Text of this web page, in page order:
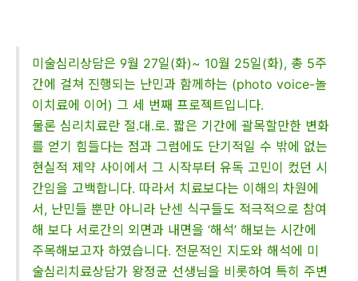
미술심리상담은 9월 27일(화)~ 10월 25일(화), 총 5주
간에 걸쳐 진행되는 난민과 함께하는 (photo voice-놀
이치료에 이어) 그 세 번째 프로젝트입니다.
물론 심리치료란 절.대.로. 짧은 기간에 괄목할만한 변화
를 얻기 힘들다는 점과 그럼에도 단기적일 수 밖에 없는
현실적 제약 사이에서 그 시작부터 유독 고민이 컸던 시
간임을 고백합니다. 따라서 치료보다는 이해의 차원에
서, 난민들 뿐만 아니라 난센 식구들도 적극적으로 참여
해 보다 서로간의 외면과 내면을 ‘해석’ 해보는 시간에
주목해보고자 하였습니다. 전문적인 지도와 해석에 미
술심리치료상담가 왕정균 선생님을 비롯하여 특히 주변